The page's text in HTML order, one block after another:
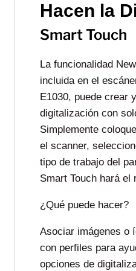
Hacen la
Smart Touch
La funcionalidad
incluida en el
E1030, puede crear
digitalización con
Simplemente
el scanner,
tipo de trabajo del
Smart Touch hará el
¿Qué puede hacer?
Asociar imágenes o
con perfiles para
opciones de